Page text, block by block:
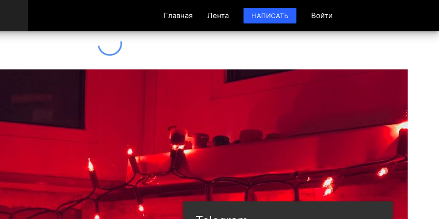
Главная Лента НАПИСАТЬ Войти